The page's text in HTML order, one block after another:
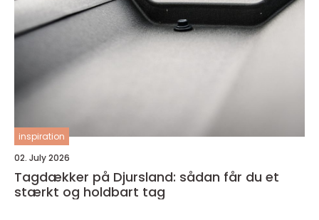
inspiration
02. July 2026
Tagdækker på Djursland: sådan får du et
stærkt og holdbart tag